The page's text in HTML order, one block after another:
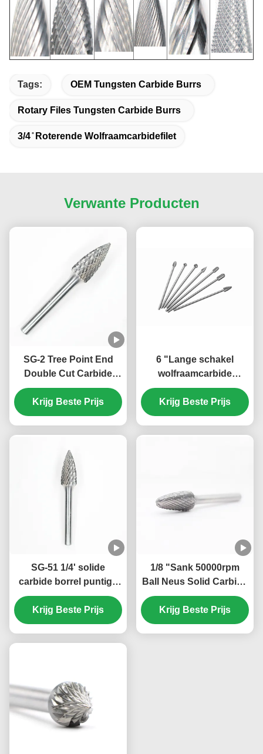
Tags: OEM Tungsten Carbide Burrs
Rotary Files Tungsten Carbide Burrs
3/4 ̊ Roterende Wolfraamcarbidefilet
Verwante Producten
SG-2 Tree Point End
Double Cut Carbide
Burr 1/4" Shank
Carbide Burrs voor die
grinder 5/16" X 3/4"
Krijg Beste Prijs
6 "Lange schakel
wolfraamcarbide
borsten voor die grinder
uitgebreide standaard
wolfraam borsten
Krijg Beste Prijs
SG-51 1/4' solide
carbide borrel puntige
boom carbide borrel op
1/8" schank
Krijg Beste Prijs
1/8 "Sank 50000rpm
Ball Neus Solid Carbide
Burr Set Die Grinder
Burrs voor staal 1/4" X
1/2"
Krijg Beste Prijs